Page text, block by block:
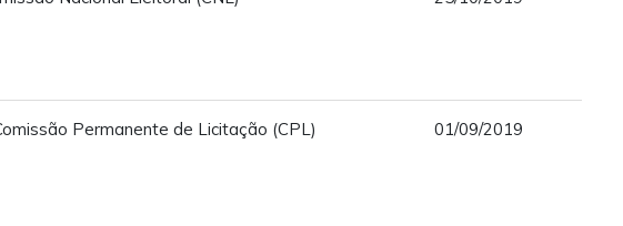
Permanente de Licitação (CPL) 01/09/2019